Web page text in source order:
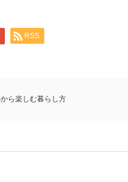
RSS
ら楽しむ暮らし方